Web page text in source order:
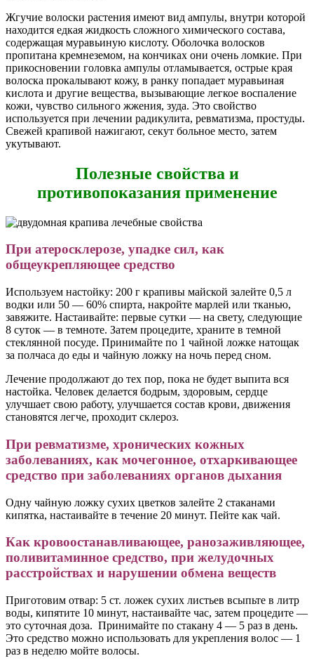
Жгучие волоски растения имеют вид ампулы, внутри которой
находится едкая жидкость сложного химического состава,
содержащая муравьиную кислоту. Оболочка волосков
пропитана кремнеземом, на кончиках они очень ломкие. При
прикосновении головка ампулы отламывается, острые края
волоска прокалывают кожу, в ранку попадает муравьиная
кислота и другие вещества, вызывающие легкое воспаление
кожи, чувство сильного жжения, зуда. Это свойство
используется при лечении радикулита, ревматизма, простуды.
Свежей крапивой нажигают, секут больное место, затем
укутывают.
Полезные свойства и
противопоказания применение
При атеросклерозе, упадке сил, как
общеукрепляющее средство
Используем настойку: 200 г крапивы майской залейте 0,5 л
водки или 50 — 60% спирта, накройте марлей или тканью,
завяжите. Настаивайте: первые сутки — на свету, следующие
8 суток — в темноте. Затем процедите, храните в темной
стеклянной посуде. Принимайте по 1 чайной ложке натощак
за полчаса до еды и чайную ложку на ночь перед сном.
Лечение продолжают до тех пор, пока не будет выпита вся
настойка. Человек делается бодрым, здоровым, сердце
улучшает свою работу, улучшается состав крови, движения
становятся легче, проходит склероз.
При ревматизме, хронических кожных
заболеваниях, как мочегонное, отхаркивающее
средство при заболеваниях органов дыхания
Одну чайную ложку сухих цветков залейте 2 стаканами
кипятка, настаивайте в течение 20 минут. Пейте как чай.
Как кровоостанавливающее, ранозаживляющее,
поливитаминное средство, при желудочных
расстройствах и нарушении обмена веществ
Приготовим отвар: 5 ст. ложек сухих листьев всыпьте в литр
воды, кипятите 10 минут, настаивайте час, затем процедите —
это суточная доза. Принимайте по стакану 4 — 5 раз в день.
Это средство можно использовать для укрепления волос — 1
раз в неделю мойте волосы.